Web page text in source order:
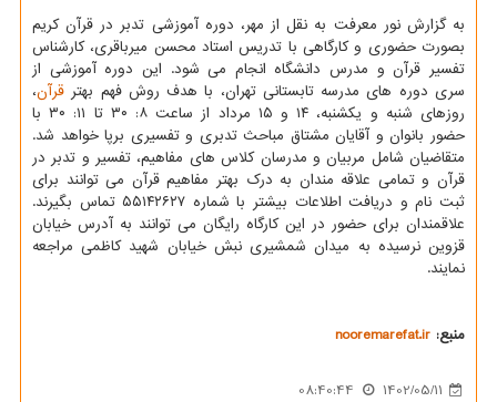
به گزارش نور معرفت به نقل از مهر، دوره آموزشی تدبر در قرآن کریم
بصورت حضوری و کارگاهی با تدریس استاد محسن میرباقری، کارشناس
تفسیر قرآن و مدرس دانشگاه انجام می شود. این دوره آموزشی از
سری دوره های مدرسه تابستانی تهران، با هدف روش فهم بهتر قرآن،
روزهای شنبه و یکشنبه، ۱۴ و ۱۵ مرداد از ساعت ۸: ۳۰ تا ۱۱: ۳۰ با
حضور بانوان و آقایان مشتاق مباحث تدبری و تفسیری برپا خواهد شد.
متقاضیان شامل مربیان و مدرسان کلاس های مفاهیم، تفسیر و تدبر در
قرآن و تمامی علاقه مندان به درک بهتر مفاهیم قرآن می توانند برای
ثبت نام و دریافت اطلاعات بیشتر با شماره ۵۵۱۴۲۶۲۷ تماس بگیرند.
علاقمندان برای حضور در این کارگاه رایگان می توانند به آدرس خیابان
قزوین نرسیده به میدان شمشیری نبش خیابان شهید کاظمی مراجعه
نمایند.
منبع: nooremarefat.ir
1402/05/11
08:40:44